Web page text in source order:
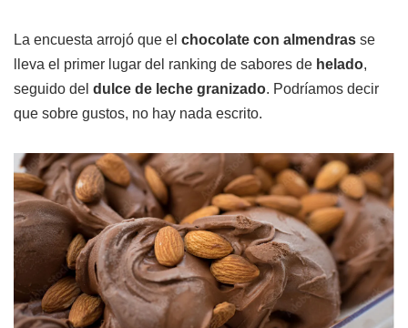
La encuesta arrojó que el chocolate con almendras se
lleva el primer lugar del ranking de sabores de helado,
seguido del dulce de leche granizado. Podríamos decir
que sobre gustos, no hay nada escrito.